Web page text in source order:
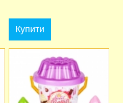
Купити